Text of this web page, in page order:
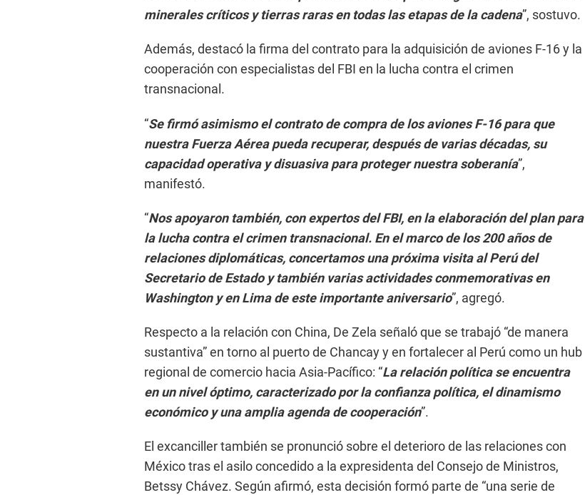
minerales críticos y tierras raras en todas las etapas de la cadena”, sostuvo.
Además, destacó la firma del contrato para la adquisición de aviones F-16 y la
cooperación con especialistas del FBI en la lucha contra el crimen
transnacional.
“Se firmó asimismo el contrato de compra de los aviones F-16 para que
nuestra Fuerza Aérea pueda recuperar, después de varias décadas, su
capacidad operativa y disuasiva para proteger nuestra soberanía”,
manifestó.
“Nos apoyaron también, con expertos del FBI, en la elaboración del plan para
la lucha contra el crimen transnacional. En el marco de los 200 años de
relaciones diplomáticas, concertamos una próxima visita al Perú del
Secretario de Estado y también varias actividades conmemorativas en
Washington y en Lima de este importante aniversario”, agregó.
Respecto a la relación con China, De Zela señaló que se trabajó “de manera
sustantiva” en torno al puerto de Chancay y en fortalecer al Perú como un hub
regional de comercio hacia Asia-Pacífico: “La relación política se encuentra
en un nivel óptimo, caracterizado por la confianza política, el dinamismo
económico y una amplia agenda de cooperación”.
El excanciller también se pronunció sobre el deterioro de las relaciones con
México tras el asilo concedido a la expresidenta del Consejo de Ministros,
Betssy Chávez. Según afirmó, esta decisión formó parte de “una serie de